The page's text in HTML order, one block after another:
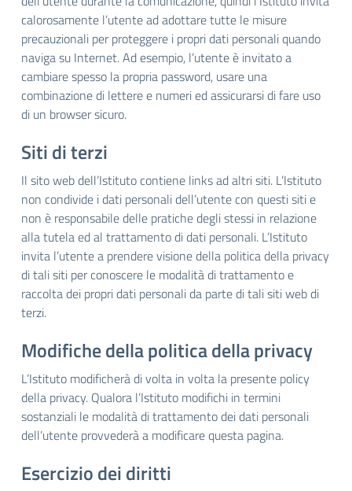
calorosamente l’utente ad adottare tutte le misure
precauzionali per proteggere i propri dati personali quando
naviga su Internet. Ad esempio, l’utente è invitato a
cambiare spesso la propria password, usare una
combinazione di lettere e numeri ed assicurarsi di fare uso
di un browser sicuro.
Siti di terzi
Il sito web dell’Istituto contiene links ad altri siti. L’Istituto
non condivide i dati personali dell’utente con questi siti e
non è responsabile delle pratiche degli stessi in relazione
alla tutela ed al trattamento di dati personali. L’Istituto
invita l’utente a prendere visione della politica della privacy
di tali siti per conoscere le modalità di trattamento e
raccolta dei propri dati personali da parte di tali siti web di
terzi.
Modifiche della politica della privacy
L’Istituto modificherà di volta in volta la presente policy
della privacy. Qualora l’Istituto modifichi in termini
sostanziali le modalità di trattamento dei dati personali
dell’utente provvederà a modificare questa pagina.
Esercizio dei diritti